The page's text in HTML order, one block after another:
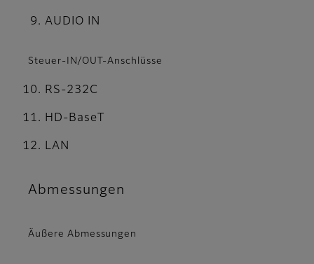
AUDIO IN
Steuer-IN/OUT-Anschlüsse
RS-232C
HD-BaseT
LAN
Abmessungen
Äußere Abmessungen